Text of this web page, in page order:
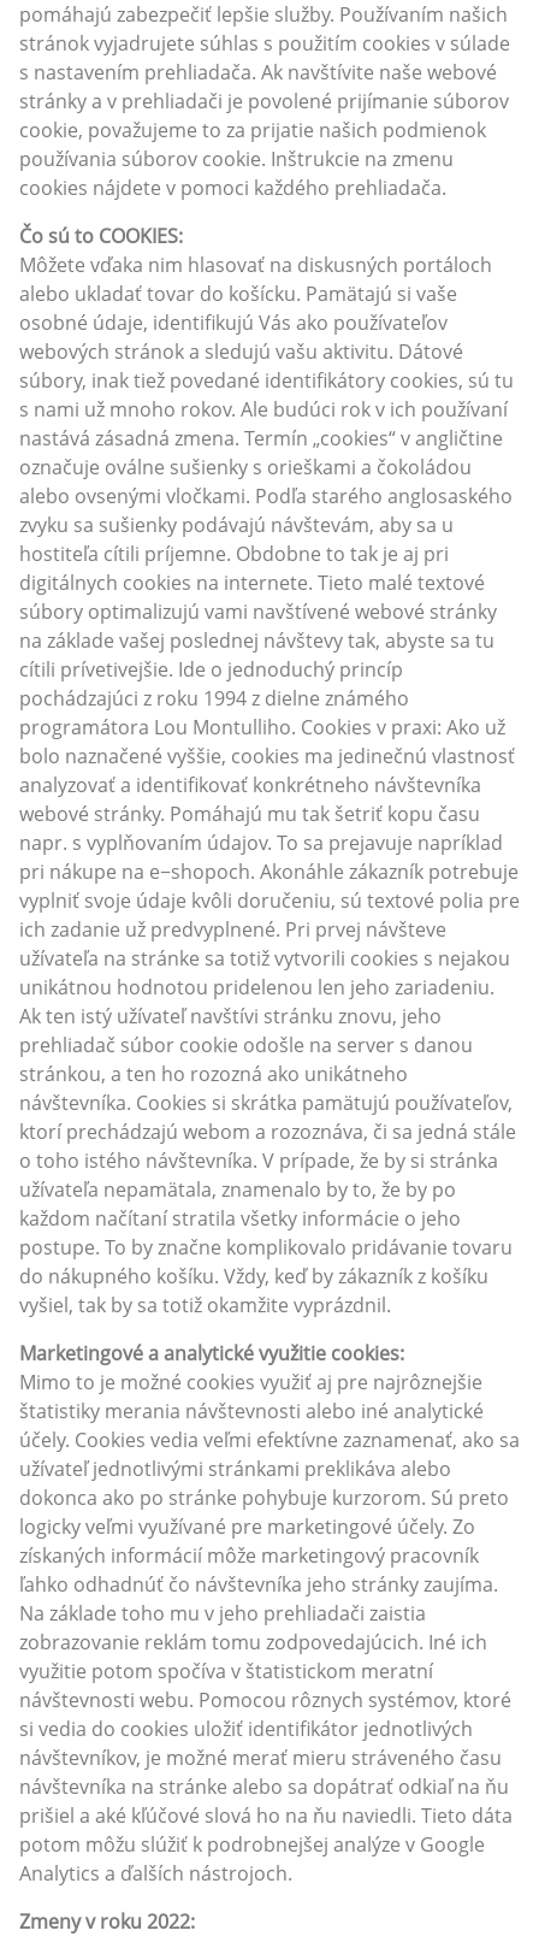
pomáhajú zabezpečiť lepšie služby. Používaním našich
stránok vyjadrujete súhlas s použitím cookies v súlade
s nastavením prehliadača. Ak navštívite naše webové
stránky a v prehliadači je povolené prijímanie súborov
cookie, považujeme to za prijatie našich podmienok
používania súborov cookie. Inštrukcie na zmenu
cookies nájdete v pomoci každého prehliadača.
Čo sú to COOKIES:
Môžete vďaka nim hlasovať na diskusných portáloch
alebo ukladať tovar do košícku. Pamätajú si vaše
osobné údaje, identifikujú Vás ako používateľov
webových stránok a sledujú vašu aktivitu. Dátové
súbory, inak tiež povedané identifikátory cookies, sú tu
s nami už mnoho rokov. Ale budúci rok v ich používaní
nastává zásadná zmena. Termín „cookies“ v angličtine
označuje oválne sušienky s orieškami a čokoládou
alebo ovsenými vločkami. Podľa starého anglosaského
zvyku sa sušienky podávajú návštevám, aby sa u
hostiteľa cítili príjemne. Obdobne to tak je aj pri
digitálnych cookies na internete. Tieto malé textové
súbory optimalizujú vami navštívené webové stránky
na základe vašej poslednej návštevy tak, abyste sa tu
cítili prívetivejšie. Ide o jednoduchý princíp
pochádzajúci z roku 1994 z dielne známého
programátora Lou Montulliho. Cookies v praxi: Ako už
bolo naznačené vyššie, cookies ma jedinečnú vlastnosť
analyzovať a identifikovať konkrétneho návštevníka
webové stránky. Pomáhajú mu tak šetriť kopu času
napr. s vyplňovaním údajov. To sa prejavuje napríklad
pri nákupe na e−shopoch. Akonáhle zákazník potrebuje
vyplniť svoje údaje kvôli doručeniu, sú textové polia pre
ich zadanie už predvyplnené. Pri prvej návšteve
užívateľa na stránke sa totiž vytvorili cookies s nejakou
unikátnou hodnotou pridelenou len jeho zariadeniu.
Ak ten istý užívateľ navštívi stránku znovu, jeho
prehliadač súbor cookie odošle na server s danou
stránkou, a ten ho rozozná ako unikátneho
návštevníka. Cookies si skrátka pamätujú používateľov,
ktorí prechádzajú webom a rozoznáva, či sa jedná stále
o toho istého návštevníka. V prípade, že by si stránka
užívateľa nepamätala, znamenalo by to, že by po
každom načítaní stratila všetky informácie o jeho
postupe. To by značne komplikovalo pridávanie tovaru
do nákupného košíku. Vždy, keď by zákazník z košíku
vyšiel, tak by sa totiž okamžite vyprázdnil.
Marketingové a analytické využitie cookies:
Mimo to je možné cookies využiť aj pre najrôznejšie
štatistiky merania návštevnosti alebo iné analytické
účely. Cookies vedia veľmi efektívne zaznamenať, ako sa
užívateľ jednotlivými stránkami preklikáva alebo
dokonca ako po stránke pohybuje kurzorom. Sú preto
logicky veľmi využívané pre marketingové účely. Zo
získaných informácií môže marketingový pracovník
ľahko odhadnúť čo návštevníka jeho stránky zaujíma.
Na základe toho mu v jeho prehliadači zaistia
zobrazovanie reklám tomu zodpovedajúcich. Iné ich
využitie potom spočíva v štatistickom meratní
návštevnosti webu. Pomocou rôznych systémov, ktoré
si vedia do cookies uložiť identifikátor jednotlivých
návštevníkov, je možné merať mieru stráveného času
návštevníka na stránke alebo sa dopátrať odkiaľ na ňu
prišiel a aké kľúčové slová ho na ňu naviedli. Tieto dáta
potom môžu slúžiť k podrobnejšej analýze v Google
Analytics a ďalších nástrojoch.
Zmeny v roku 2022: